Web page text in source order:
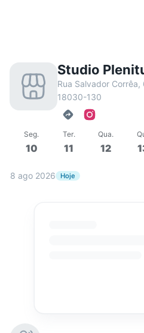
Studio
Rua Salvador
18030-130
Seg.
10
Ter.
11
Qua.
12
8 ago 2026 Hoje